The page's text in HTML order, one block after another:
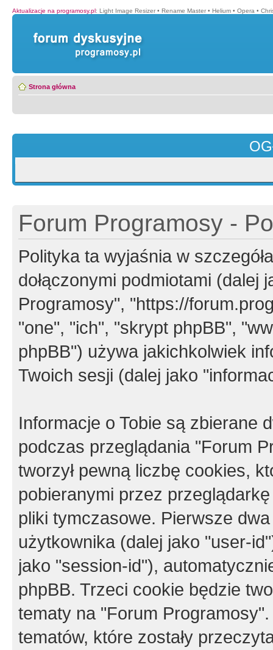
Aktualizacje na programosy.pl: Light Image Resizer • Rename Master • Helium • Opera •
Strona główna
Forum Programosy -
Polityka ta wyjaśnia w
dołączonymi podmiotami (dalej
Programosy", "https://
"one", "ich", "skrypt phpBB",
phpBB") używa jakichkolwiek
Twoich sesji (dalej jako
Informacje o Tobie są zbierane
podczas przeglądania "Forum
tworzył pewną liczbę cookies,
pobieranymi przez
pliki tymczasowe. Pierwsze
użytkownika (dalej jako "user-
jako "session-id"),
phpBB. Trzeci cookie będzie
tematy na "Forum
tematów, które zostały